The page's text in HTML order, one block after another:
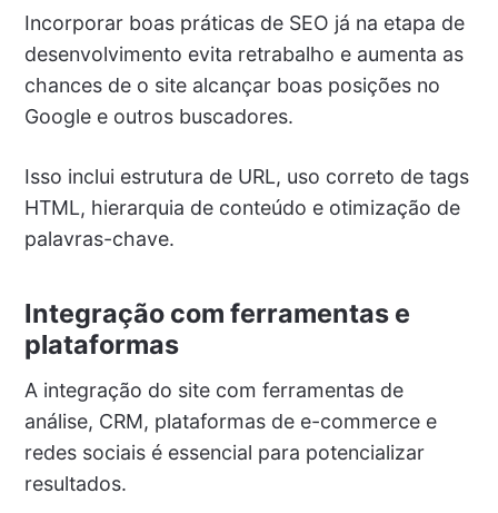
Incorporar boas práticas de SEO já na etapa de
desenvolvimento evita retrabalho e aumenta as
chances de o site alcançar boas posições no
Google e outros buscadores.
Isso inclui estrutura de URL, uso correto de tags
HTML, hierarquia de conteúdo e otimização de
palavras-chave.
Integração com ferramentas e
plataformas
A integração do site com ferramentas de
análise, CRM, plataformas de e-commerce e
redes sociais é essencial para potencializar
resultados.